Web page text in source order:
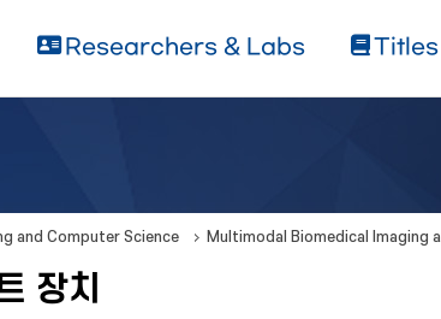
Researchers & Labs Titles
and Computer Science Multimodal Biomedical Imaging
장치